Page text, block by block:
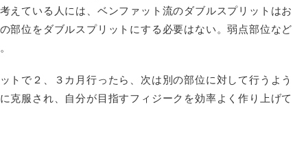
えている人には、ベンファット流のダブルスプリットはお
部位をダブルスプリットにする必要はない。弱点部位など
トで２、３カ月行ったら、次は別の部位に対して行うよう
克服され、自分が目指すフィジークを効率よく作り上げて